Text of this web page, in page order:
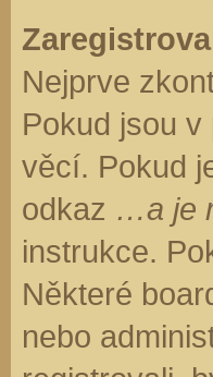
Nejprve
Pokud jsou
věcí. Pokud
odkaz …a je
instrukce.
Některé
nebo